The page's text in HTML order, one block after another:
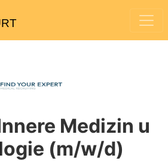
Medizin u
(m/w/d)